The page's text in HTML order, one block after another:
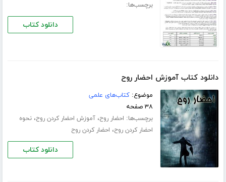
برچسب‌ها:
دانلود کتاب
دانلود کتاب آموزش احضار روح
موضوع:کتاب‌های علمی
۳۸ صفحه
برچسب‌ها: احضار روح،آموزش احضار کردن روح،نحوه
احضار کردن روح، احضار کردن روح
دانلود کتاب